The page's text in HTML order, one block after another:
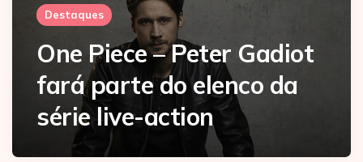
Destaques
One Piece – Peter Gadiot
fará parte do elenco da
série live-action